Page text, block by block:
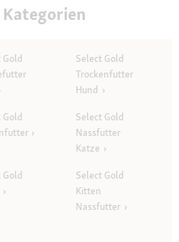
Gold
Select Gold
Trockenfutter
Hund
Gold
Select Gold
Nassfutter
Katze
Gold
Select Gold
Kitten
Nassfutter